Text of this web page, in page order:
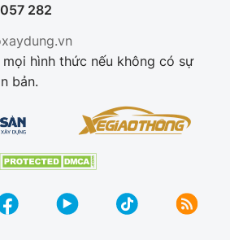
282
hình thức nếu không có sự
bản.